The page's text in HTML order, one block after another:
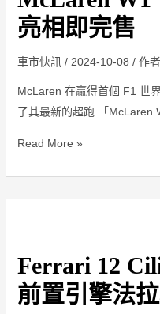
路
用
車
亮相即完售
車市快訊 / 2024-10-08 / 作
McLaren 在贏得首個 F1 世
了其最新的超跑 「McLaren
量
399
輛，
即
完
Read More »
Ferrari 12
前置引擎法
Cilindri：
最
狂